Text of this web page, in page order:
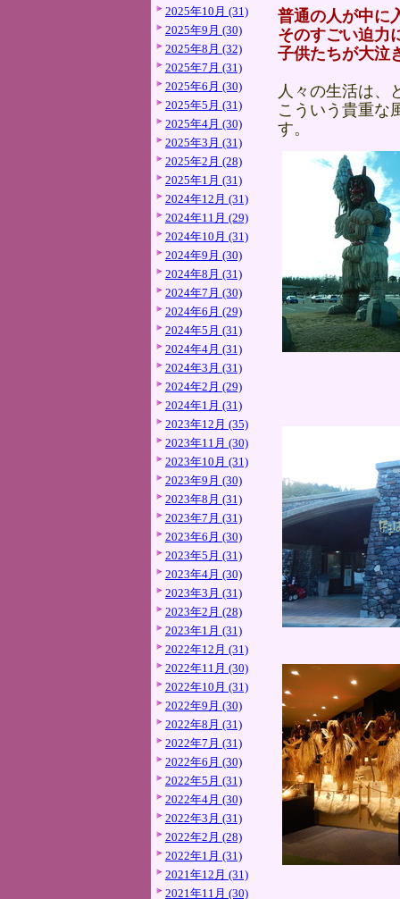
2025年10月 (31)
2025年9月 (30)
2025年8月 (32)
2025年7月 (31)
2025年6月 (30)
2025年5月 (31)
2025年4月 (30)
2025年3月 (31)
2025年2月 (28)
2025年1月 (31)
2024年12月 (31)
2024年11月 (29)
2024年10月 (31)
2024年9月 (30)
2024年8月 (31)
2024年7月 (30)
2024年6月 (29)
2024年5月 (31)
2024年4月 (31)
2024年3月 (31)
2024年2月 (29)
2024年1月 (31)
2023年12月 (35)
2023年11月 (30)
2023年10月 (31)
2023年9月 (30)
2023年8月 (31)
2023年7月 (31)
2023年6月 (30)
2023年5月 (31)
2023年4月 (30)
2023年3月 (31)
2023年2月 (28)
2023年1月 (31)
2022年12月 (31)
2022年11月 (30)
2022年10月 (31)
2022年9月 (30)
2022年8月 (31)
2022年7月 (31)
2022年6月 (30)
2022年5月 (31)
2022年4月 (30)
2022年3月 (31)
2022年2月 (28)
2022年1月 (31)
2021年12月 (31)
2021年11月 (30)
普通の人が中に
そのすごい迫力
子供たちが大泣
人々の生活は、
こういう貴重な
す。